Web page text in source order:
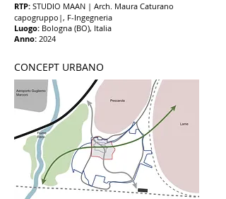
RTP: STUDIO MAAN | Arch. Maura Caturano
capogruppo|, F-Ingegneria
Luogo: Bologna (BO), Italia
Anno: 2024
CONCEPT URBANO